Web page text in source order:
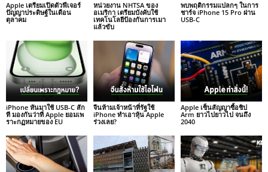
Apple เตรียมเปิดตัวฟีเจอร์
ปัญญาประดิษฐ์ในเดือน
ตุลาคม
หน่วยงาน NHTSA ของ
อเมริกา เตรียมบังคับใช้
เทคโนโลยีป้องกันการเมา
แล้วขับ
พบพฤติกรรมแปลกๆ ในการ
ชาร์จ iPhone 15 Pro ผ่าน
USB-C
iPhone หันมาใช้ USB-C สัก
ที มองกันว่าที่ Apple ยอมเพ
ราะกฏหมายของ EU
จีนห้ามเจ้าหน้าที่รัฐใช้
iPhone ทำเอาหุ้น Apple
ร่วงเลย?
Apple เซ็นสัญญาซื้อชิป
Arm ยาวไปยาวไป จนถึง
2040